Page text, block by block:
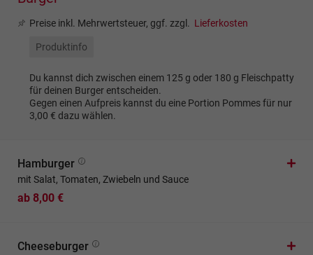
Preise inkl. Mehrwertsteuer, ggf. zzgl. Lieferkosten
Produktinfo
Du kannst dich zwischen einem 125 g oder 180 g Fleischpatty
für deinen Burger entscheiden.
Gegen einen Aufpreis kannst du eine Portion Pommes für nur
3,00 € dazu wählen.
Hamburger
mit Salat, Tomaten, Zwiebeln und Sauce
ab 8,00 €
Cheeseburger